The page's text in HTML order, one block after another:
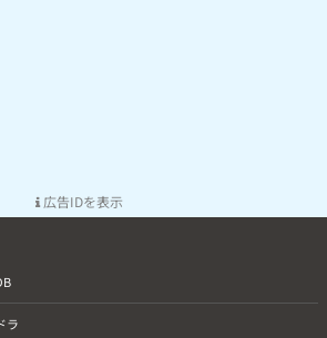
広告IDを表示
ラ